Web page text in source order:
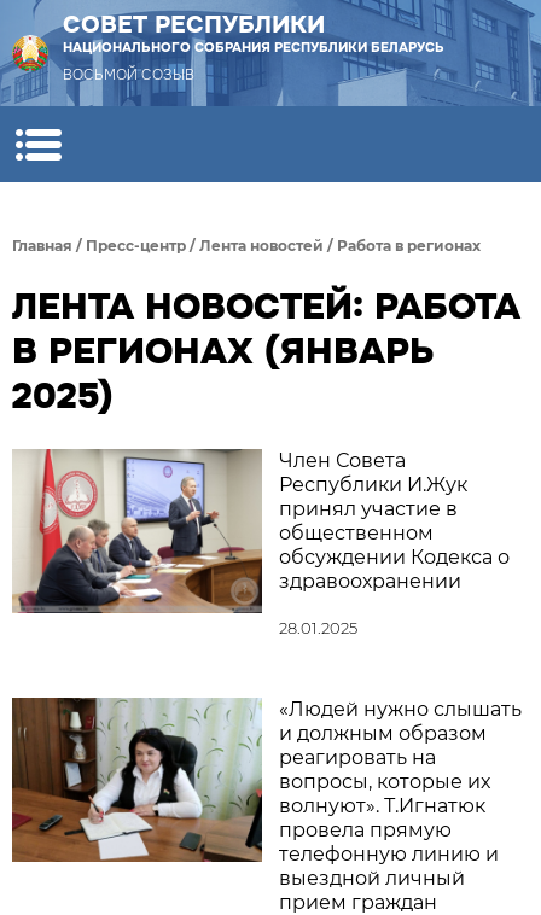
СОВЕТ РЕСПУБЛИКИ
НАЦИОНАЛЬНОГО СОБРАНИЯ РЕСПУБЛИКИ БЕЛАРУСЬ
ВОСЬМОЙ СОЗЫВ
Главная / Пресс-центр / Лента новостей / Работа в регионах
ЛЕНТА НОВОСТЕЙ: РАБОТА
В РЕГИОНАХ (ЯНВАРЬ
2025)
Член Совета
Республики И.Жук
принял участие в
общественном
обсуждении Кодекса о
здравоохранении
28.01.2025
«Людей нужно слышать
и должным образом
реагировать на
вопросы, которые их
волнуют». Т.Игнатюк
провела прямую
телефонную линию и
выездной личный
прием граждан